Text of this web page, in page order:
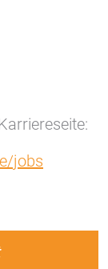
jobs